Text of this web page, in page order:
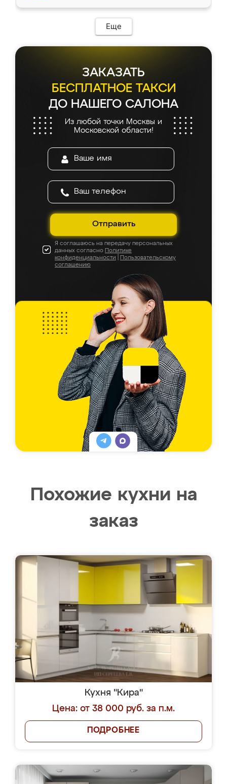
Еще
ЗАКАЗАТЬ
БЕСПЛАТНОЕ ТАКСИ
ДО НАШЕГО САЛОНА
Из любой точки Москвы и
Московской области!
Отправить
Я соглашаюсь на передачу персональных
данных согласно Политике
конфиденциальности
Пользовательскому
соглашению
Похожие кухни на
заказ
Кухня "Кира"
Цена: от 38 000 руб. за п.м.
ПОДРОБНЕЕ